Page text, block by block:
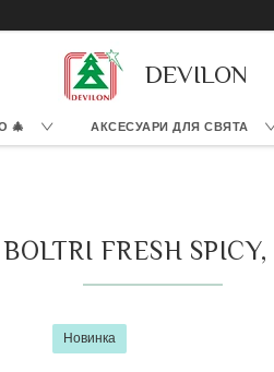
DEVILON
🎄 АКСЕСУАРИ ДЛЯ СВЯТА
FRESH
Новинка